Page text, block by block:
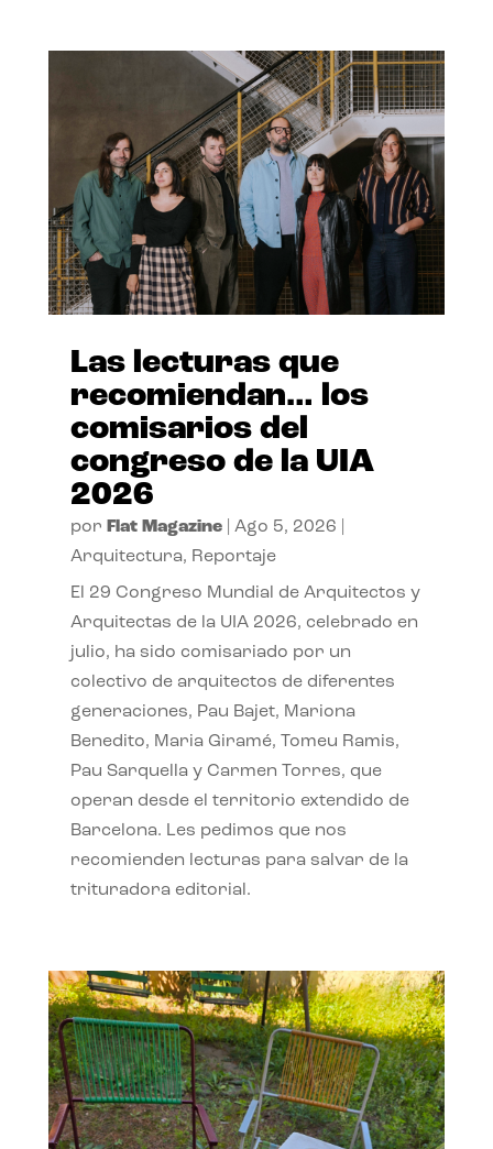
Las lecturas que
recomiendan… los
comisarios del
congreso de la UIA
2026
por Flat Magazine| Ago 5, 2026
Arquitectura, Reportaje
El 29 Congreso Mundial de Arquitectos y
Arquitectas de la UIA 2026, celebrado en
julio, ha sido comisariado por un
colectivo de arquitectos de diferentes
generaciones, Pau Bajet, Mariona
Benedito, Maria Giramé, Tomeu Ramis,
Pau Sarquella y Carmen Torres, que
operan desde el territorio extendido de
Barcelona. Les pedimos que nos
recomienden lecturas para salvar de la
trituradora editorial.